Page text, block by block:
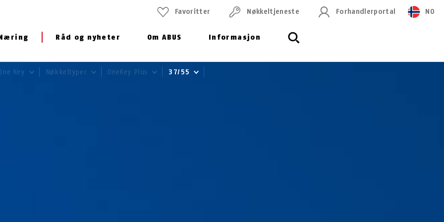
Råd og nyheter Om ABUS Informasjon
Favoritter Nøkkeltjeneste Forhandlerportal NO
Key Nøkkeltyper OneKey Plus 37/55